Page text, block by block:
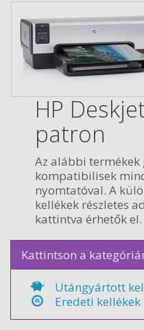
HP
patron
Az alábbi
kompatibilisek
nyomtatóval. A
kellékek részletes
kattintva érhetők el.
Kattintson a
Utángyártott
Eredeti kellékek